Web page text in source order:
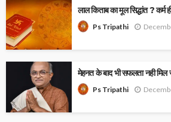
लाल किताब का मूल सिद्धांत ? कर्म
Ps Tripathi
मेहनत के बाद भी सफलता नही मिल
Ps Tripathi